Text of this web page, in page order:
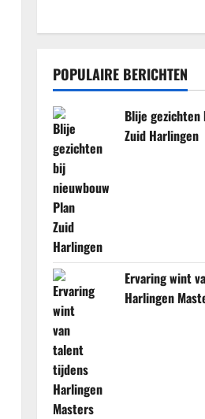
POPULAIRE BERICHTEN
Blije gezichten
Zuid Harlingen
Ervaring wint
Harlingen